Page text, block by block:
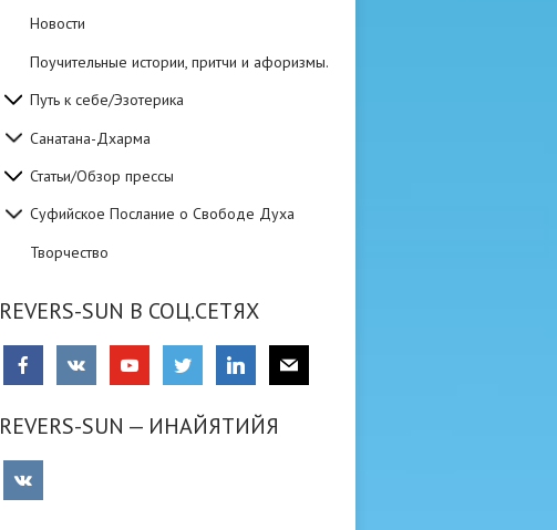
Новости
Поучительные истории, притчи и афоризмы.
Путь к себе/Эзотерика
Санатана-Дхарма
Статьи/Обзор прессы
Суфийское Послание о Свободе Духа
Творчество
REVERS-SUN В СОЦ.СЕТЯХ
REVERS-SUN — ИНАЙЯТИЙЯ